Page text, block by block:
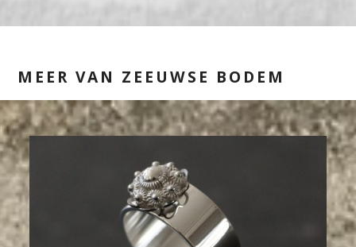
MEER VAN ZEEUWSE BODEM